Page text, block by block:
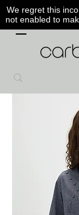
We regret this
not enabled to